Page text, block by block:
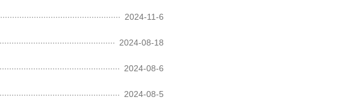
2024-11-6
2024-08-18
2024-08-6
2024-08-5